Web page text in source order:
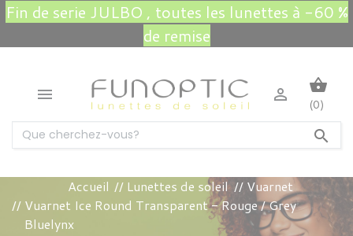
Fin de serie JULBO , toutes les lunettes à -60 %
de remise


 shopping_basket
(0)
Accueil Lunettes de soleil
Vuarnet
Vuarnet Ice Round Transparent - Rouge / Grey
Bluelynx